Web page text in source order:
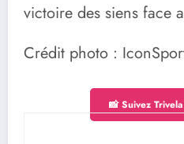
victoire des siens face
Crédit photo :
📸 Suivez